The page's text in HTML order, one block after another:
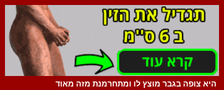
היא צופה בגבר מוצץ לו ומתחרמנת מזה מאוד